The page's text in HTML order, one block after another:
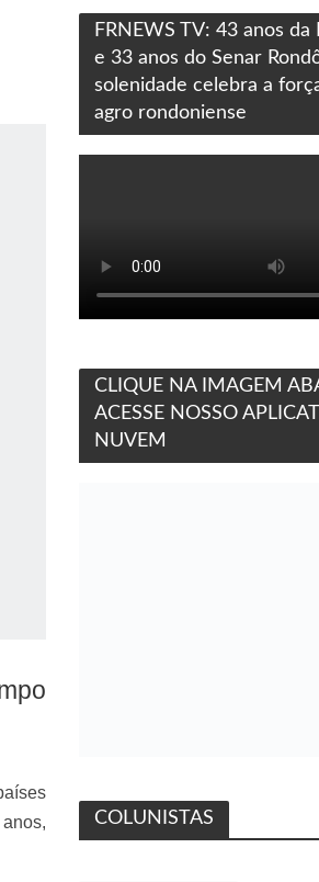
FRNEWS TV: 43 anos da
e 33 anos do Senar
solenidade celebra a
agro rondoniense
CLIQUE NA IMAGEM
ACESSE NOSSO
NUVEM
COLUNISTAS